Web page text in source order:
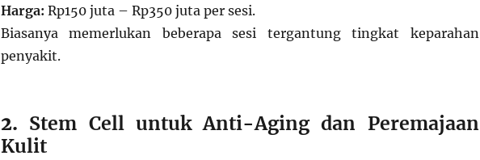
Harga: Rp150 juta – Rp350 juta per sesi.
Biasanya memerlukan beberapa sesi tergantung tingkat keparahan
penyakit.
2. Stem Cell untuk Anti-Aging dan Peremajaan
Kulit